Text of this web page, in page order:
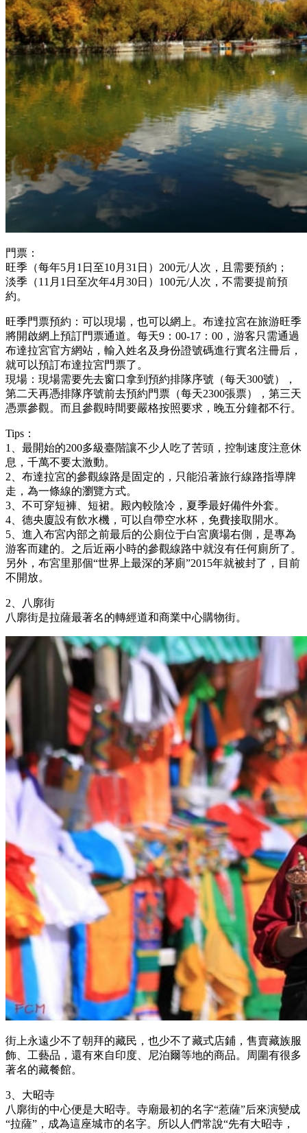
門票：
旺季（每年5月1日至10月31日）200元/人次，且需要預約；
淡季（11月1日至次年4月30日）100元/人次，不需要提前預
約。
旺季門票預約：可以現場，也可以網上。布達拉宮在旅游旺季
將開啟網上預訂門票通道。每天9：00-17：00，游客只需通過
布達拉宮官方網站，輸入姓名及身份證號碼進行實名注冊后，
就可以預訂布達拉宮門票了。
現場：現場需要先去窗口拿到預約排隊序號（每天300號），
第二天再憑排隊序號前去預約門票（每天2300張票），第三天
憑票參觀。而且參觀時間要嚴格按照要求，晚五分鐘都不行。
Tips：
1、最開始的200多級臺階讓不少人吃了苦頭，控制速度注意休
息，千萬不要太激動。
2、布達拉宮的參觀線路是固定的，只能沿著旅行線路指導牌
走，為一條線的瀏覽方式。
3、不可穿短褲、短裙。殿內較陰冷，夏季最好備件外套。
4、德央廈設有飲水機，可以自帶空水杯，免費接取開水。
5、進入布宮內部之前最后的公廁位于白宮廣場右側，是專為
游客而建的。之后近兩小時的參觀線路中就沒有任何廁所了。
另外，布宮里那個“世界上最深的茅廁”2015年就被封了，目前
不開放。
2、八廓街
八廓街是拉薩最著名的轉經道和商業中心購物街。
街上永遠少不了朝拜的藏民，也少不了藏式店鋪，售賣藏族服
飾、工藝品，還有來自印度、尼泊爾等地的商品。周圍有很多
著名的藏餐館。
3、大昭寺
八廓街的中心便是大昭寺。寺廟最初的名字“惹薩”后來演變成
“拉薩”，成為這座城市的名字。所以人們常說“先有大昭寺，